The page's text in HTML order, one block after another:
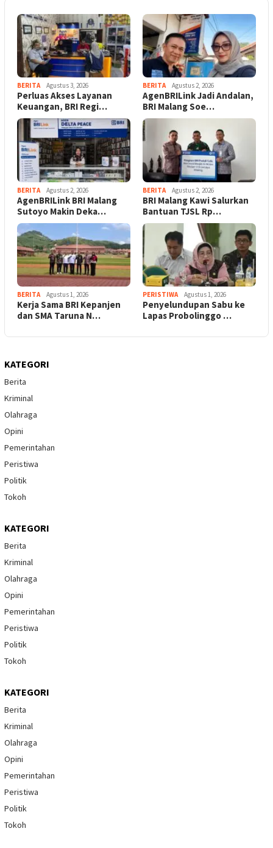
BERITA Agustus 3, 2026
Perluas Akses Layanan
Keuangan, BRI Regi…
BERITA Agustus 2, 2026
AgenBRILink Jadi Andalan,
BRI Malang Soe…
BERITA Agustus 2, 2026
AgenBRILink BRI Malang
Sutoyo Makin Deka…
BERITA Agustus 2, 2026
BRI Malang Kawi Salurkan
Bantuan TJSL Rp…
BERITA Agustus 1, 2026
Kerja Sama BRI Kepanjen
dan SMA Taruna N…
PERISTIWA Agustus 1, 2026
Penyelundupan Sabu ke
Lapas Probolinggo …
KATEGORI
Berita
Kriminal
Olahraga
Opini
Pemerintahan
Peristiwa
Politik
Tokoh
KATEGORI
Berita
Kriminal
Olahraga
Opini
Pemerintahan
Peristiwa
Politik
Tokoh
KATEGORI
Berita
Kriminal
Olahraga
Opini
Pemerintahan
Peristiwa
Politik
Tokoh